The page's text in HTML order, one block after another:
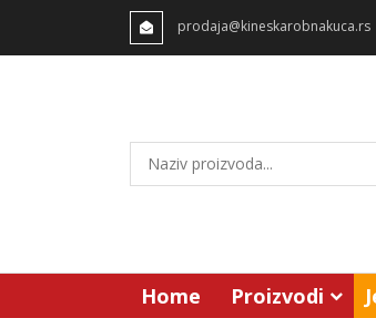
prodaja@kineskarobnakuca.rs
Home Proizvodi